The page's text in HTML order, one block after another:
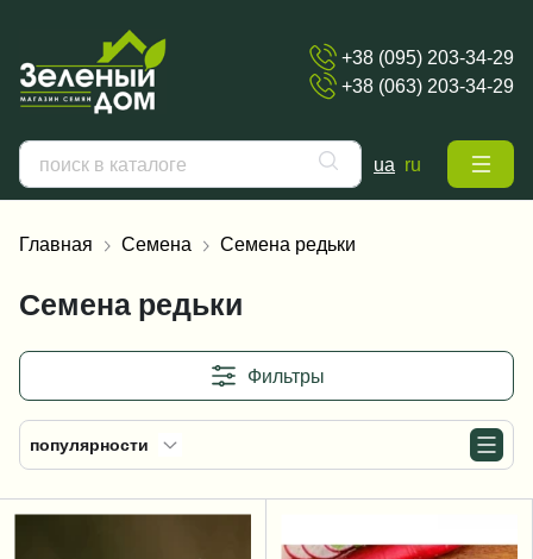
+38 (095) 203-34-29
+38 (063) 203-34-29
ua ru
Главная Семена Семена редьки
Семена редьки
Фильтры
популярности